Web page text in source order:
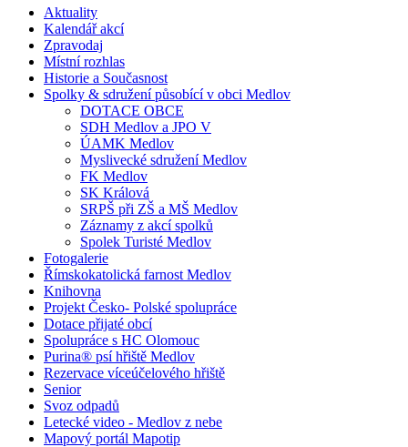
Aktuality
Kalendář akcí
Zpravodaj
Místní rozhlas
Historie a Současnost
Spolky & sdružení působící v obci Medlov
DOTACE OBCE
SDH Medlov a JPO V
ÚAMK Medlov
Myslivecké sdružení Medlov
FK Medlov
SK Králová
SRPŠ při ZŠ a MŠ Medlov
Záznamy z akcí spolků
Spolek Turisté Medlov
Fotogalerie
Římskokatolická farnost Medlov
Knihovna
Projekt Česko- Polské spolupráce
Dotace přijaté obcí
Spolupráce s HC Olomouc
Purina® psí hřiště Medlov
Rezervace víceúčelového hřiště
Senior
Svoz odpadů
Letecké video - Medlov z nebe
Mapový portál Mapotip